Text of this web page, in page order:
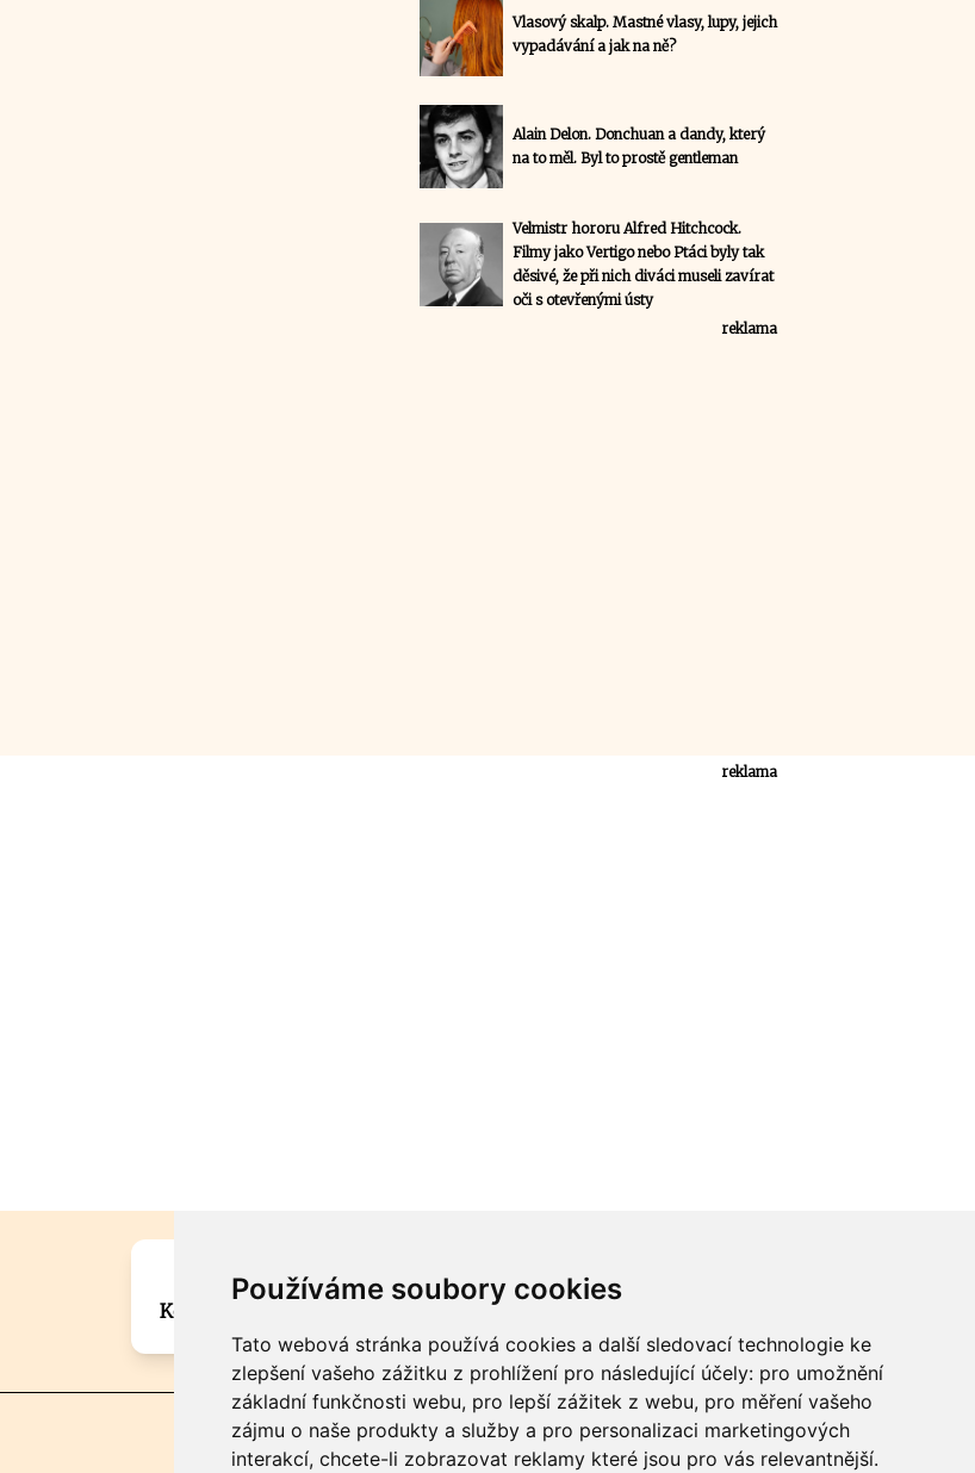
Používáme soubory cookies
Tato webová stránka používá cookies a další sledovací technologie ke
zlepšení vašeho zážitku z prohlížení pro následující účely: pro umožnění
základní funkčnosti webu, pro lepší zážitek z webu, pro měření vašeho
zájmu o naše produkty a služby a pro personalizaci marketingových
interakcí, chcete-li zobrazovat reklamy které jsou pro vás relevantnější.
Vlasový skalp. Mastné vlasy, lupy, jejich
vypadávání a jak na ně?
Alain Delon. Donchuan a dandy, který
na to měl. Byl to prostě gentleman
Velmistr hororu Alfred Hitchcock.
Filmy jako Vertigo nebo Ptáci byly tak
děsivé, že při nich diváci museli zavírat
oči s otevřenými ústy
reklama
reklama
Máte zajímavou informaci? Chcete spolupracovat?
Kontaktujte šéfredaktora Martina Chalupu: